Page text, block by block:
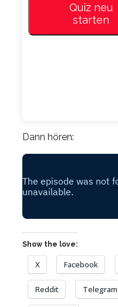
Quiz neu
starten
Dann hören:
Show the love:
X Facebook
Reddit Telegram